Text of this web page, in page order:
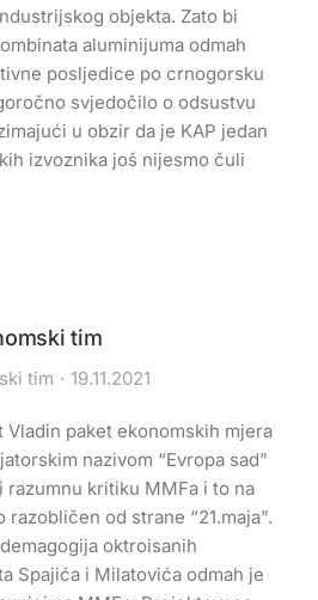
objekta. Zato bi
aluminijuma odmah
posljedice po crnogorsku
svjedočilo o odsustvu
u obzir da je KAP jedan
izvoznika još nijesmo čuli
tim
tim 19.11.2021
Vladin paket ekonomskih mjera
nazivom “Evropa sad”
razumnu kritiku MMFa i to na
od strane “21.maja”.
oktroisanih
Spajića i Milatovića odmah je